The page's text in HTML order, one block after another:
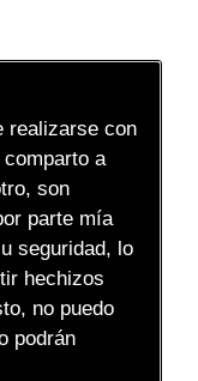
realizarse con
a
son
parte mía
seguridad, lo
hechizos
no puedo
podrán